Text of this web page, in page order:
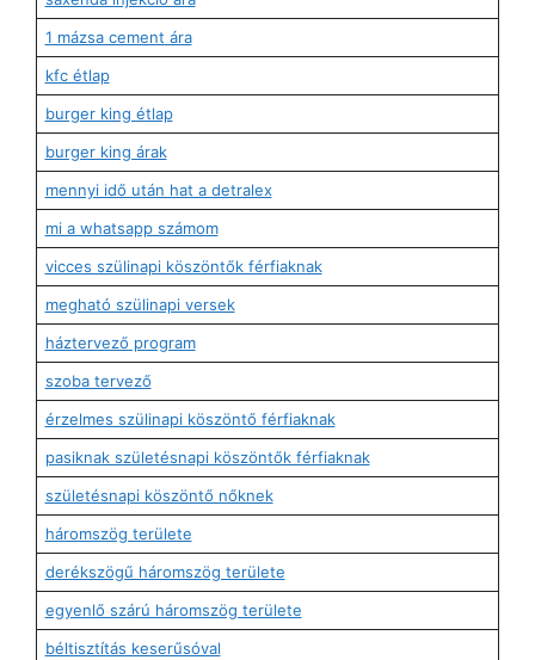
1 mázsa cement ára
kfc étlap
burger king étlap
burger king árak
mennyi idő után hat a detralex
mi a whatsapp számom
vicces szülinapi köszöntők férfiaknak
megható szülinapi versek
háztervező program
szoba tervező
érzelmes szülinapi köszöntő férfiaknak
pasiknak születésnapi köszöntők férfiaknak
születésnapi köszöntő nőknek
háromszög területe
derékszögű háromszög területe
egyenlő szárú háromszög területe
béltisztítás keserűsóval